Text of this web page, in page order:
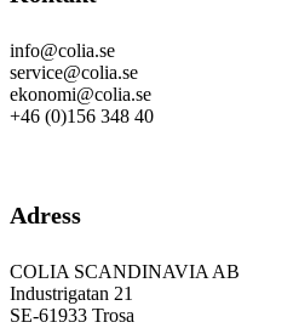
info@colia.se
service@colia.se
ekonomi@colia.se
+46 (0)156 348 40
Adress
COLIA SCANDINAVIA AB
Industrigatan 21
SE-61933 Trosa